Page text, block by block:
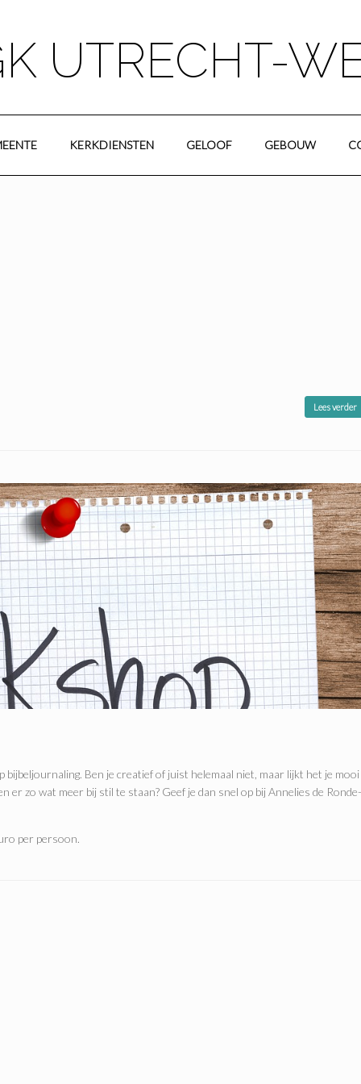
UTRECHT-
KERKDIENSTEN GELOOF GEBOUW
Lees verder
Ben je creatief of juist helemaal niet, maar lijkt het je mooi
er zo wat meer bij stil te staan? Geef je dan snel op bij Annelies de Ronde-
per persoon.